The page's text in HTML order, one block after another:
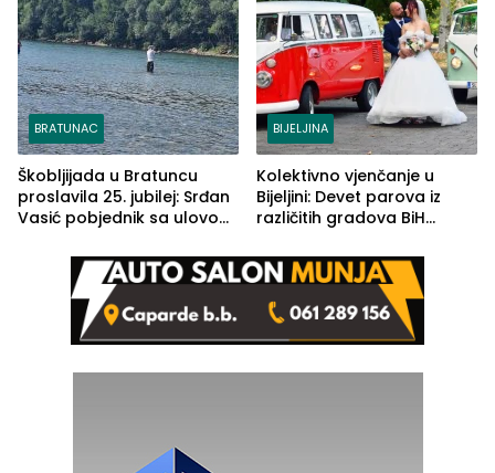
BRATUNAC
Škobljijada u Bratuncu
proslavila 25. jubilej: Srđan
Vasić pobjednik sa ulovom
BIJELJINA
Kolektivno vjenčanje u
Bijeljini: Devet parova iz
različitih gradova BiH